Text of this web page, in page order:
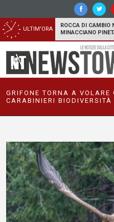
ULTIM'ORA
ROCCA DI CAMBIO
MINACCIANO
GRIFONE TORNA A VOLARE
CARABINIERI BIODIVERSITÀ